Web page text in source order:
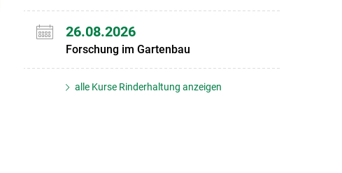
26.08.2026
Forschung im Gartenbau
alle Kurse Rinderhaltung anzeigen